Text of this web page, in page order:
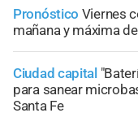
Pronóstico Viernes
mañana y máxima
Ciudad capital
para sanear
Santa Fe